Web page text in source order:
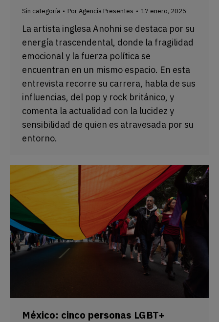
Sin categoría PorAgencia Presentes 17 enero, 2025
La artista inglesa Anohni se destaca por su
energía trascendental, donde la fragilidad
emocional y la fuerza política se
encuentran en un mismo espacio. En esta
entrevista recorre su carrera, habla de sus
influencias, del pop y rock británico, y
comenta la actualidad con la lucidez y
sensibilidad de quien es atravesada por su
entorno.
México: cinco personas LGBT+